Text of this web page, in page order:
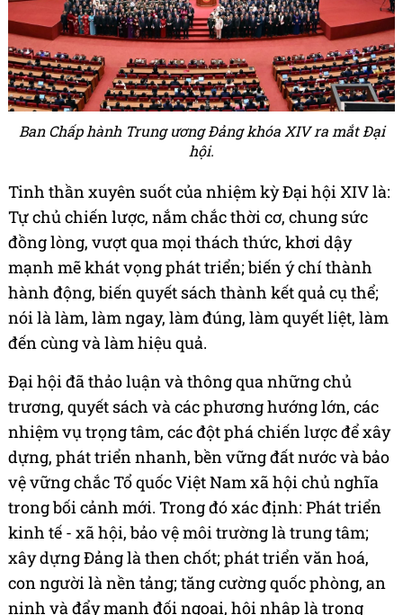
Ban Chấp hành Trung ương Đảng khóa XIV ra mắt Đại
hội.
Tinh thần xuyên suốt của nhiệm kỳ Đại hội XIV là:
Tự chủ chiến lược, nắm chắc thời cơ, chung sức
đồng lòng, vượt qua mọi thách thức, khơi dậy
mạnh mẽ khát vọng phát triển; biến ý chí thành
hành động, biến quyết sách thành kết quả cụ thể;
nói là làm, làm ngay, làm đúng, làm quyết liệt, làm
đến cùng và làm hiệu quả.
Đại hội đã thảo luận và thông qua những chủ
trương, quyết sách và các phương hướng lớn, các
nhiệm vụ trọng tâm, các đột phá chiến lược để xây
dựng, phát triển nhanh, bền vững đất nước và bảo
vệ vững chắc Tổ quốc Việt Nam xã hội chủ nghĩa
trong bối cảnh mới. Trong đó xác định: Phát triển
kinh tế - xã hội, bảo vệ môi trường là trung tâm;
xây dựng Đảng là then chốt; phát triển văn hoá,
con người là nền tảng; tăng cường quốc phòng, an
ninh và đẩy mạnh đối ngoại, hội nhập là trọng